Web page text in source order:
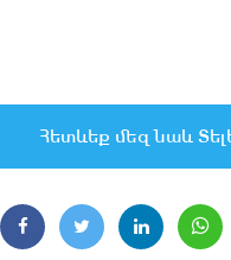
Հետևեք մեզ նաև